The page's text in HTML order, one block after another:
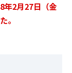
年2月27日（金
。